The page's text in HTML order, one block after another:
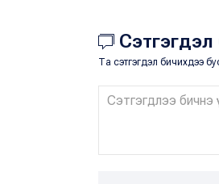
Та сэтгэгдэл бичихдээ